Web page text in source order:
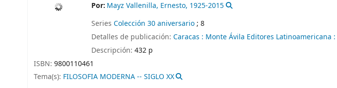
Por: Mayz Vallenilla, Ernesto, 1925-2015
Series Colección 30 aniversario; 8
Detalles de publicación: Caracas : Monte Ávila Editores Latinoamericana :
Descripción: 432 p
ISBN: 9800110461
Tema(s): FILOSOFIA MODERNA -- SIGLO XX